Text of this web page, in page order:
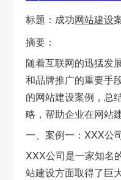
标题：成功网站建设
摘要：
随着互联网的迅猛发
和品牌推广的重要手
的网站建设案例，总
略，帮助企业在网站
一、案例一：XXX公
XXX公司是一家知名
站建设方面取得了巨